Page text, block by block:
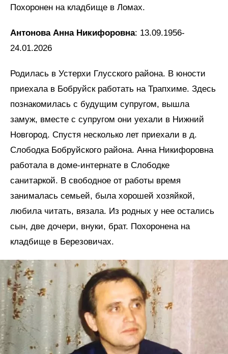
Похоронен на кладбище в Ломах.
Антонова Анна Никифоровна: 13.09.1956-
24.01.2026
Родилась в Устерхи Глусского района. В юности
приехала в Бобруйск работать на Трапхиме. Здесь
познакомилась с будущим супругом, вышла
замуж, вместе с супругом они уехали в Нижний
Новгород. Спустя несколько лет приехали в д.
Слободка Бобруйского района. Анна Никифоровна
работала в доме-интернате в Слободке
санитаркой. В свободное от работы время
занималась семьей, была хорошей хозяйкой,
любила читать, вязала. Из родных у нее остались
сын, две дочери, внуки, брат. Похоронена на
кладбище в Березовичах.